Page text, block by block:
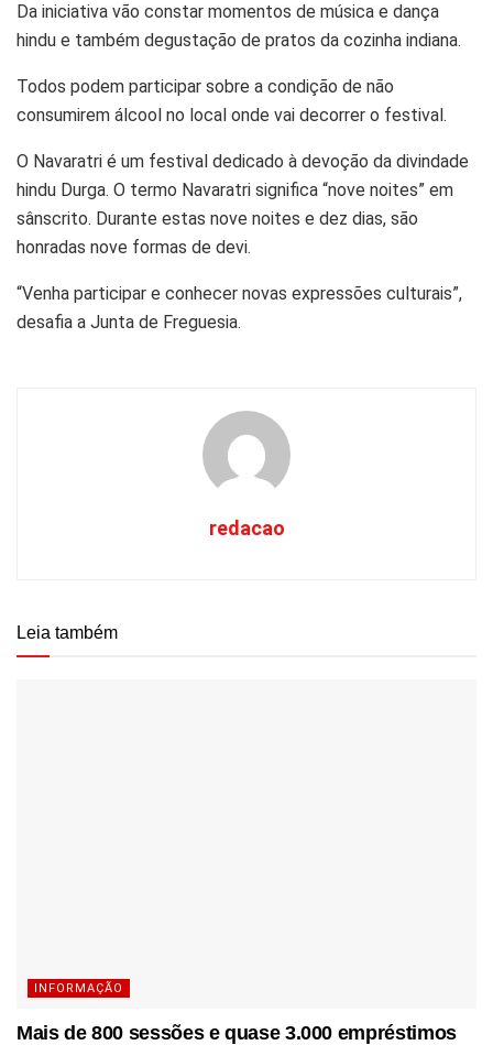
Da iniciativa vão constar momentos de música e dança
hindu e também degustação de pratos da cozinha indiana.
Todos podem participar sobre a condição de não
consumirem álcool no local onde vai decorrer o festival.
O Navaratri é um festival dedicado à devoção da divindade
hindu Durga. O termo Navaratri significa “nove noites” em
sânscrito. Durante estas nove noites e dez dias, são
honradas nove formas de devi.
“Venha participar e conhecer novas expressões culturais”,
desafia a Junta de Freguesia.
redacao
Leia também
INFORMAÇÃO
Mais de 800 sessões e quase 3.000 empréstimos